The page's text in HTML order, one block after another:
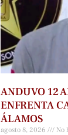
ANDUVO 12
ENFRENTA
ÁLAMOS
agosto 8, 2026 No